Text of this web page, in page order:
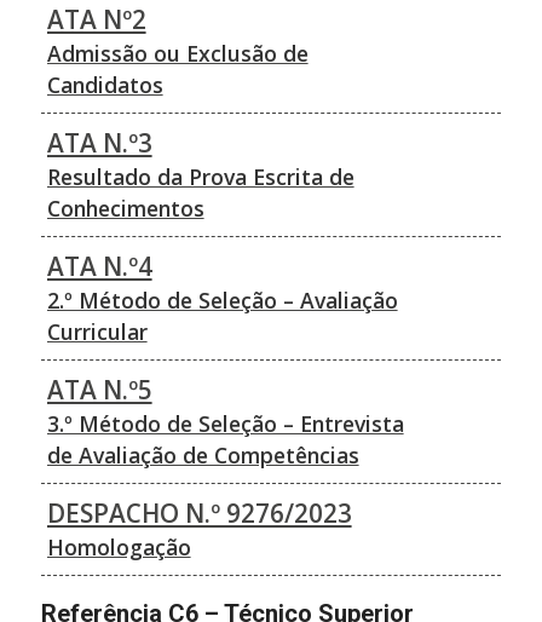
ATA Nº2
Admissão ou Exclusão de
Candidatos
ATA N.º3
Resultado da Prova Escrita de
Conhecimentos
ATA N.º4
2.º Método de Seleção – Avaliação
Curricular
ATA N.º5
3.º Método de Seleção – Entrevista
de Avaliação de Competências
DESPACHO N.º 9276/2023
Homologação
Referência C6 – Técnico Superior